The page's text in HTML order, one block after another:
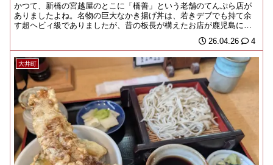
かつて、新橋の宮越屋のとこに「橋善」という老舗のてんぷら店が
ありましたよね。名物の巨大なかき揚げ丼は、若きデブでも持て余
す超ヘビィ級でありましたが、昔の板長が構えたお店が鹿児島に残
26.04.26 4
大井町